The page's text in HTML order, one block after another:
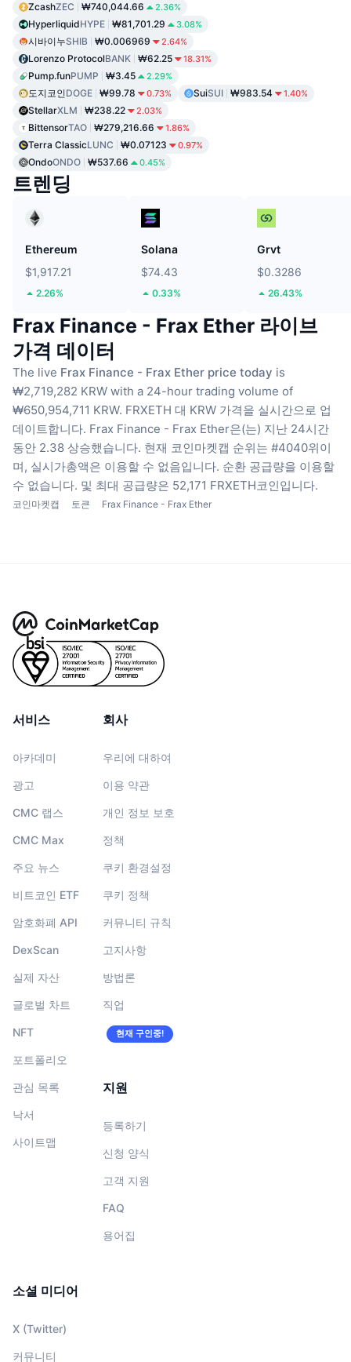
ZcashZEC ₩740,044.66 2.36%
HyperliquidHYPE ₩81,701.29 3.08%
시바이누SHIB ₩0.006969 2.64%
Lorenzo ProtocolBANK ₩62.25 18.31%
Pump.funPUMP ₩3.45 2.29%
도지코인DOGE ₩99.78 0.73% SuiSUI ₩983.54 1.40%
StellarXLM ₩238.22 2.03%
BittensorTAO ₩279,216.66 1.86%
Terra ClassicLUNC ₩0.07123 0.97%
OndoONDO ₩537.66 0.45%
트렌딩
Ethereum
$1,917.21
2.26%
Solana
$74.43
0.33%
Grvt
$0.3286
26.43%
Frax Finance - Frax Ether 라이브
가격 데이터
The live Frax Finance - Frax Ether price today is
₩2,719,282 KRW with a 24-hour trading volume of
₩650,954,711 KRW. FRXETH 대 KRW 가격을 실시간으로 업
데이트합니다. Frax Finance - Frax Ether은(는) 지난 24시간
동안 2.38 상승했습니다. 현재 코인마켓캡 순위는 #4040위이
며, 실시가총액은 이용할 수 없음입니다. 순환 공급량을 이용할
수 없습니다. 및 최대 공급량은 52,171 FRXETH코인입니다.
코인마켓캡 토큰 Frax Finance - Frax Ether
서비스
아카데미
광고
CMC 랩스
CMC Max
주요 뉴스
비트코인 ETF
암호화폐 API
DexScan
실제 자산
글로벌 차트
NFT
포트폴리오
관심 목록
낙서
사이트맵
회사
우리에 대하여
이용 약관
개인 정보 보호
정책
쿠키 환경설정
쿠키 정책
커뮤니티 규칙
고지사항
방법론
직업
현재 구인중!
지원
등록하기
신청 양식
고객 지원
FAQ
용어집
소셜 미디어
X (Twitter)
커뮤니티